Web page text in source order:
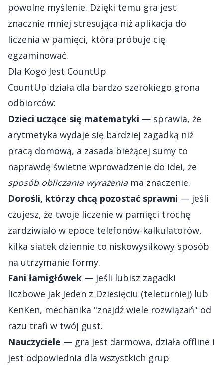
powolne myślenie. Dzięki temu gra jest
znacznie mniej stresująca niż aplikacja do
liczenia w pamięci, która próbuje cię
egzaminować.
Dla Kogo Jest CountUp
CountUp działa dla bardzo szerokiego grona
odbiorców:
Dzieci uczące się matematyki — sprawia, że
arytmetyka wydaje się bardziej zagadką niż
pracą domową, a zasada bieżącej sumy to
naprawdę świetne wprowadzenie do idei, że
sposób obliczania wyrażeniama znaczenie.
Dorośli, którzy chcą pozostać sprawni — jeśli
czujesz, że twoje liczenie w pamięci trochę
zardziwiało w epoce telefonów-kalkulatorów,
kilka siatek dziennie to niskowysiłkowy sposób
na utrzymanie formy.
Fani łamigłówek — jeśli lubisz zagadki
liczbowe jak Jeden z Dziesięciu (teleturniej) lub
KenKen, mechanika "znajdź wiele rozwiązań" od
razu trafi w twój gust.
Nauczyciele — gra jest darmowa, działa offline i
jest odpowiednia dla wszystkich grup